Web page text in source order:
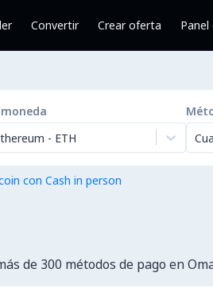
Convertir Crear oferta
- ETH
con Cash in person
de 300 métodos de pago en